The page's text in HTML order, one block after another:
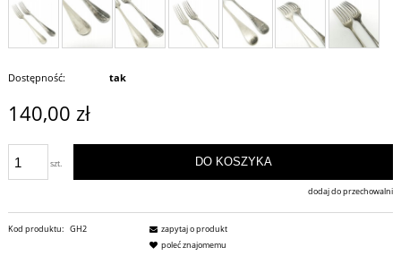
Dostępność: tak
140,00 zł
szt. DO KOSZYKA
dodaj do przechowalni
Kod produktu: GH2
zapytaj o produkt
poleć znajomemu